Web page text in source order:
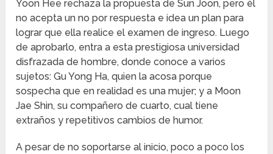
Yoon Hee rechaza la propuesta de Sun Joon, pero él
no acepta un no por respuesta e idea un plan para
lograr que ella realice el examen de ingreso. Luego
de aprobarlo, entra a esta prestigiosa universidad
disfrazada de hombre, donde conoce a varios
sujetos: Gu Yong Ha, quien la acosa porque
sospecha que en realidad es una mujer; y a Moon
Jae Shin, su compañero de cuarto, cual tiene
extraños y repetitivos cambios de humor.
A pesar de no soportarse al inicio, poco a poco los